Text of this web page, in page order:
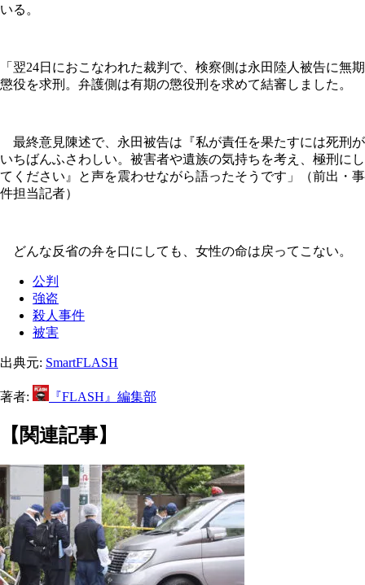
いる。
「翌24日におこなわれた裁判で、検察側は永田陸人被告に無期
懲役を求刑。弁護側は有期の懲役刑を求めて結審しました。
最終意見陳述で、永田被告は『私が責任を果たすには死刑が
いちばんふさわしい。被害者や遺族の気持ちを考え、極刑にし
てください』と声を震わせながら語ったそうです」（前出・事
件担当記者）
どんな反省の弁を口にしても、女性の命は戻ってこない。
公判
強盗
殺人事件
被害
出典元: SmartFLASH
著者: 『FLASH』編集部
【関連記事】